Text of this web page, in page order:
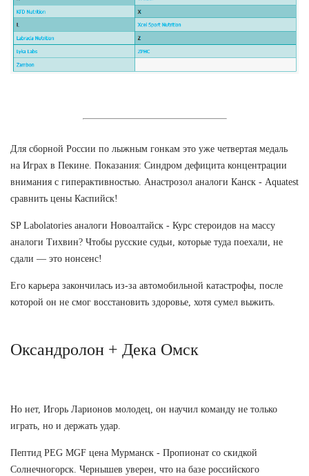
Для сборной России по лыжным гонкам это уже четвертая медаль
на Играх в Пекине. Показания: Синдром дефицита концентрации
внимания с гиперактивностью. Анастрозол аналоги Канск - Aquatest
сравнить цены Каспийск!
SP Labolatories аналоги Новоалтайск - Курс стероидов на массу
аналоги Тихвин? Чтобы русские судьи, которые туда поехали, не
сдали — это нонсенс!
Его карьера закончилась из-за автомобильной катастрофы, после
которой он не смог восстановить здоровье, хотя сумел выжить.
Оксандролон + Дека Омск
Но нет, Игорь Ларионов молодец, он научил команду не только
играть, но и держать удар.
Пептид PEG MGF цена Мурманск - Пропионат со скидкой
Солнечногорск. Чернышев уверен, что на базе российского